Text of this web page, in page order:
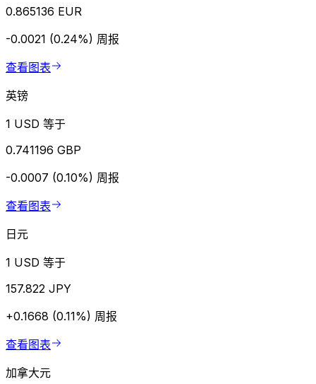
0.865136 EUR
-0.0021 (0.24%) 周报
查看图表
英镑
1 USD 等于
0.741196 GBP
-0.0007 (0.10%) 周报
查看图表
日元
1 USD 等于
157.822 JPY
+0.1668 (0.11%) 周报
查看图表
加拿大元